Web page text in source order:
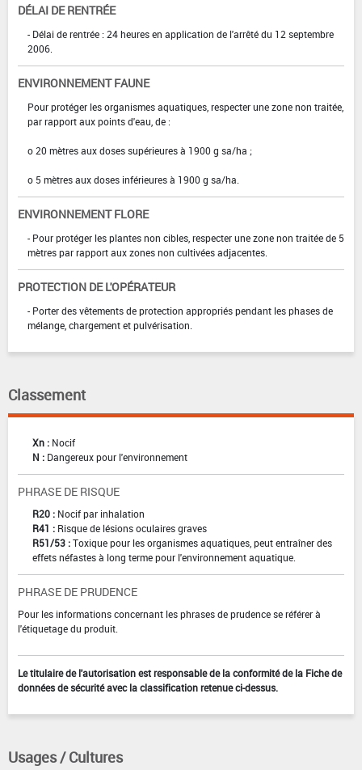
DÉLAI DE RENTRÉE
- Délai de rentrée : 24 heures en application de l'arrêté du 12 septembre
2006.
ENVIRONNEMENT FAUNE
Pour protéger les organismes aquatiques, respecter une zone non traitée,
par rapport aux points d'eau, de :
o 20 mètres aux doses supérieures à 1900 g sa/ha ;
o 5 mètres aux doses inférieures à 1900 g sa/ha.
ENVIRONNEMENT FLORE
- Pour protéger les plantes non cibles, respecter une zone non traitée de 5
mètres par rapport aux zones non cultivées adjacentes.
PROTECTION DE L'OPÉRATEUR
- Porter des vêtements de protection appropriés pendant les phases de
mélange, chargement et pulvérisation.
Classement
Xn : Nocif
N : Dangereux pour l'environnement
PHRASE DE RISQUE
R20 : Nocif par inhalation
R41 : Risque de lésions oculaires graves
R51/53 :Toxique pour les organismes aquatiques, peut entraîner des
effets néfastes à long terme pour l'environnement aquatique.
PHRASE DE PRUDENCE
Pour les informations concernant les phrases de prudence se référer à
l'étiquetage du produit.
Le titulaire de l'autorisation est responsable de la conformité de la Fiche de
données de sécurité avec la classification retenue ci-dessus.
Usages / Cultures